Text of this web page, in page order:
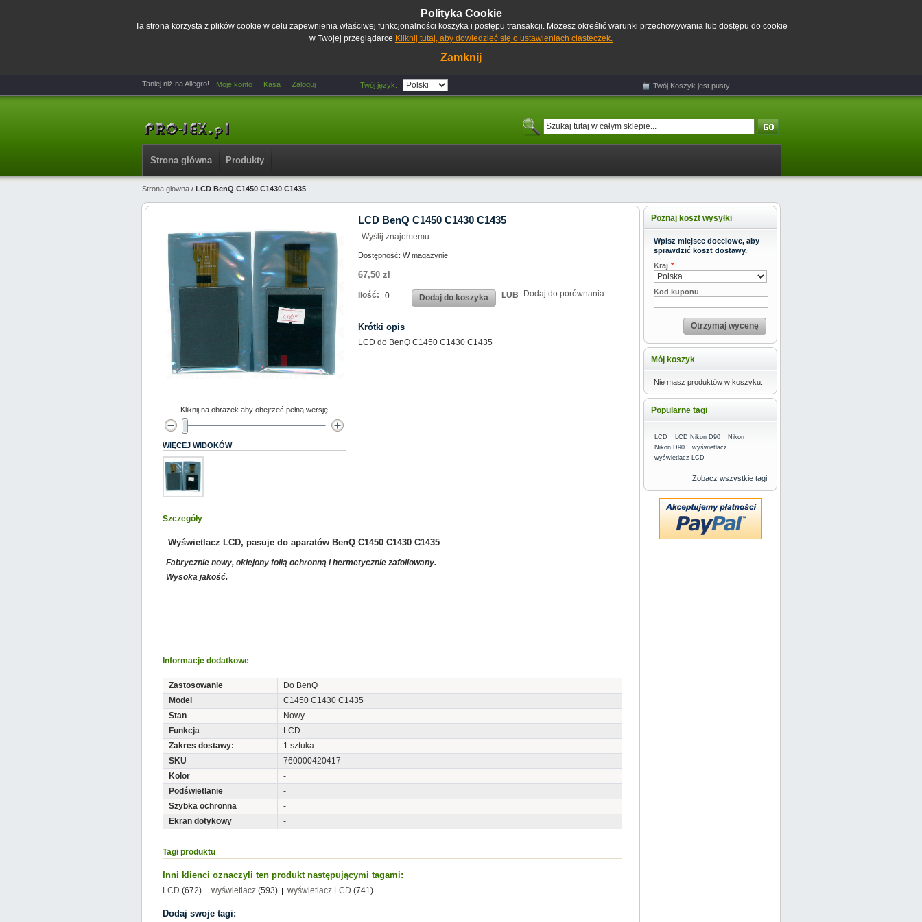
Polityka Cookie
Ta strona korzysta z plików cookie w celu zapewnienia właściwej funkcjonalności koszyka i postępu transakcji. Możesz określić warunki przechowywania lub dostępu do cookie
w Twojej przeglądarce Kliknij tutaj, aby dowiedzieć się o ustawieniach ciasteczek.
Zamknij
Taniej niż na Allegro! Moje konto Kasa Zaloguj Twój Koszyk jest pusty.
Twój język:
Strona główna Produkty
Strona głowna / LCD BenQ C1450 C1430 C1435
LCD BenQ C1450 C1430 C1435
Wyślij znajomemu
Dostępność: W magazynie
67,50 zł
Ilość: Dodaj do koszyka LUB Dodaj do porównania
Krótki opis
LCD do BenQ C1450 C1430 C1435
Kliknij na obrazek aby obejrzeć pełną wersję
WIĘCEJ WIDOKÓW
Szczegóły
Wyświetlacz LCD, pasuje do aparatów BenQ C1450 C1430 C1435
Fabrycznie nowy, oklejony folią ochronną i hermetycznie zafoliowany.
Wysoka jakość.
Informacje dodatkowe
Zastosowanie
Do BenQ
Model
C1450 C1430 C1435
Stan
Nowy
Funkcja
LCD
Zakres dostawy:
1 sztuka
SKU
760000420417
Kolor
-
Podświetlanie
-
Szybka ochronna
-
Ekran dotykowy
-
Tagi produktu
Inni klienci oznaczyli ten produkt następującymi tagami:
LCD (672) wyświetlacz (593) wyświetlacz LCD (741)
Dodaj swoje tagi:
Poznaj koszt wysyłki
Wpisz miejsce docelowe, aby
sprawdzić koszt dostawy.
*
Kraj
Kod kuponu
Otrzymaj wycenę
Mój koszyk
Nie masz produktów w koszyku.
Popularne tagi
LCD LCD Nikon D90
Nikon
Nikon D90
wyświetlacz
wyświetlacz LCD
Zobacz wszystkie tagi